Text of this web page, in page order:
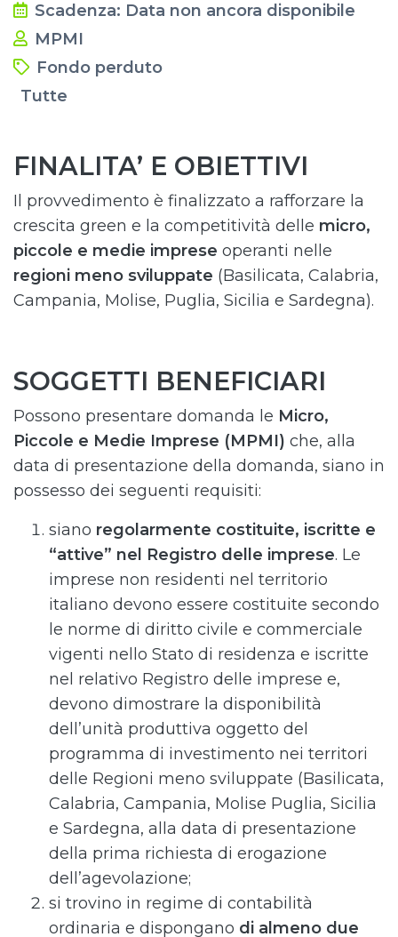
Scadenza: Data non ancora disponibile
MPMI
Fondo perduto
Tutte
FINALITA’ E OBIETTIVI
Il provvedimento è finalizzato a rafforzare la
crescita green e la competitività delle micro,
piccole e medie imprese operanti nelle
regioni meno sviluppate (Basilicata, Calabria,
Campania, Molise, Puglia, Sicilia e Sardegna).
SOGGETTI BENEFICIARI
Possono presentare domanda le Micro,
Piccole e Medie Imprese (MPMI) che, alla
data di presentazione della domanda, siano in
possesso dei seguenti requisiti:
siano regolarmente costituite, iscritte e
“attive” nel Registro delle imprese. Le
imprese non residenti nel territorio
italiano devono essere costituite secondo
le norme di diritto civile e commerciale
vigenti nello Stato di residenza e iscritte
nel relativo Registro delle imprese e,
devono dimostrare la disponibilità
dell’unità produttiva oggetto del
programma di investimento nei territori
delle Regioni meno sviluppate (Basilicata,
Calabria, Campania, Molise Puglia, Sicilia
e Sardegna, alla data di presentazione
della prima richiesta di erogazione
dell’agevolazione;
si trovino in regime di contabilità
ordinaria e dispongano di almeno due